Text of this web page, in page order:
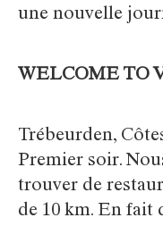
une nouvelle
WELCOME TO
Trébeurden,
Premier soir.
trouver de
de 10 km. En fait